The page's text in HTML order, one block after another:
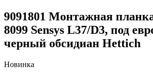
9091801 Монтажная
8099 Sensys L37/D3, под
черный обсидиан Hettich
Новинка